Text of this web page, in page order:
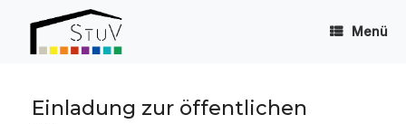
Menü
Einladung zur öffentlichen